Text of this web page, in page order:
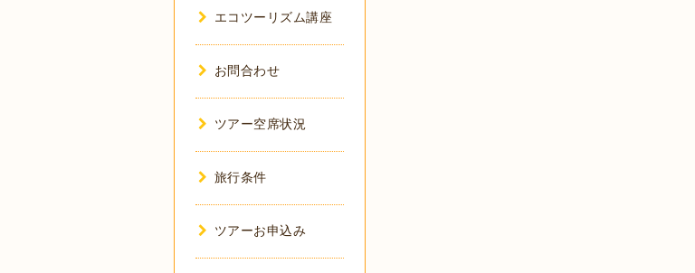
エコツーリズム講座
お問合わせ
ツアー空席状況
旅行条件
ツアーお申込み